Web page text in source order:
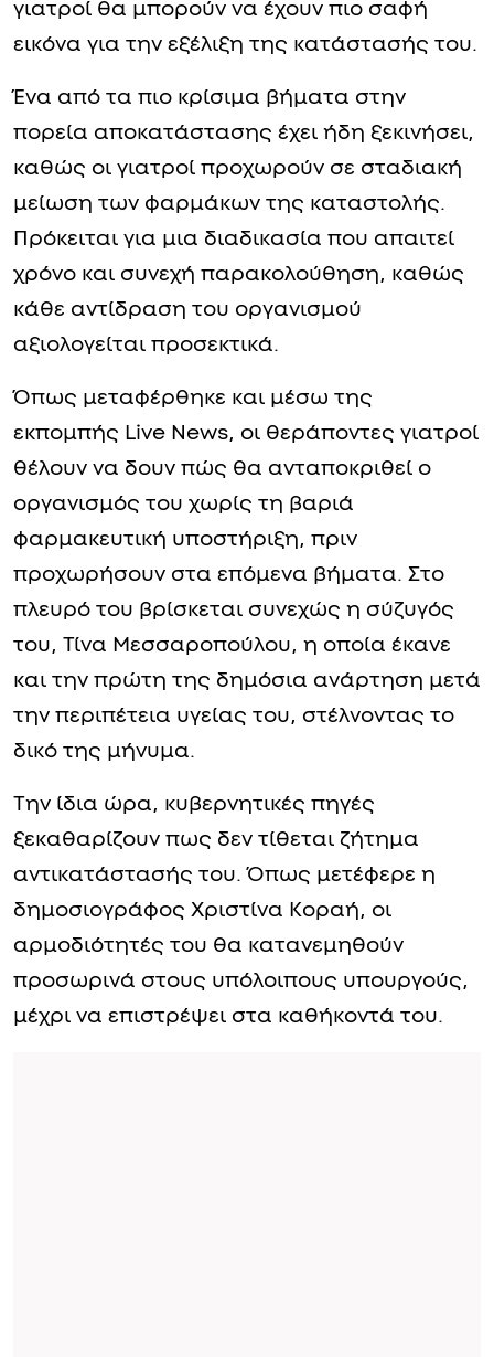
γιατροί θα μπορούν να έχουν πιο σαφή
εικόνα για την εξέλιξη της κατάστασής του.
Ένα από τα πιο κρίσιμα βήματα στην
πορεία αποκατάστασης έχει ήδη ξεκινήσει,
καθώς οι γιατροί προχωρούν σε σταδιακή
μείωση των φαρμάκων της καταστολής.
Πρόκειται για μια διαδικασία που απαιτεί
χρόνο και συνεχή παρακολούθηση, καθώς
κάθε αντίδραση του οργανισμού
αξιολογείται προσεκτικά.
Όπως μεταφέρθηκε και μέσω της
εκπομπής Live News, οι θεράποντες γιατροί
θέλουν να δουν πώς θα ανταποκριθεί ο
οργανισμός του χωρίς τη βαριά
φαρμακευτική υποστήριξη, πριν
προχωρήσουν στα επόμενα βήματα. Στο
πλευρό του βρίσκεται συνεχώς η σύζυγός
του, Τίνα Μεσσαροπούλου, η οποία έκανε
και την πρώτη της δημόσια ανάρτηση μετά
την περιπέτεια υγείας του, στέλνοντας το
δικό της μήνυμα.
Την ίδια ώρα, κυβερνητικές πηγές
ξεκαθαρίζουν πως δεν τίθεται ζήτημα
αντικατάστασής του. Όπως μετέφερε η
δημοσιογράφος Χριστίνα Κοραή, οι
αρμοδιότητές του θα κατανεμηθούν
προσωρινά στους υπόλοιπους υπουργούς,
μέχρι να επιστρέψει στα καθήκοντά του.